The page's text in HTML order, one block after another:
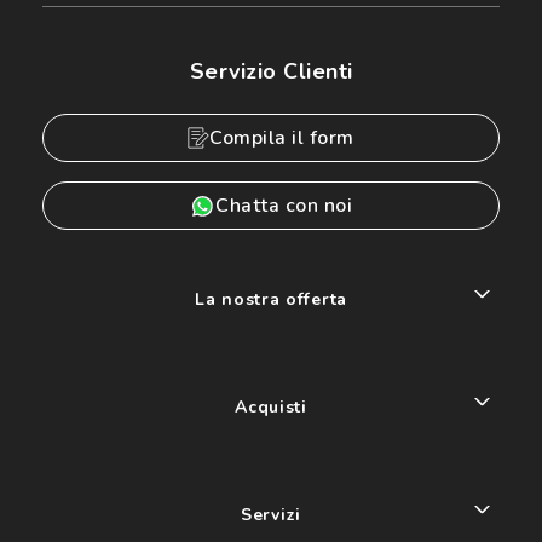
Servizio Clienti
Compila il form
Chatta con noi
La nostra offerta
Acquisti
Servizi